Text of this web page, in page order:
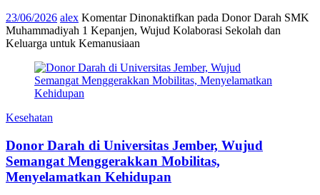
23/06/2026 alex Komentar Dinonaktifkan pada Donor Darah SMK
Muhammadiyah 1 Kepanjen, Wujud Kolaborasi Sekolah dan
Keluarga untuk Kemanusiaan
Kesehatan
Donor Darah di Universitas Jember, Wujud
Semangat Menggerakkan Mobilitas,
Menyelamatkan Kehidupan